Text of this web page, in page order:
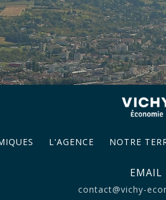
L'AGENCE NOTRE
EMAIL
contact@vichy-